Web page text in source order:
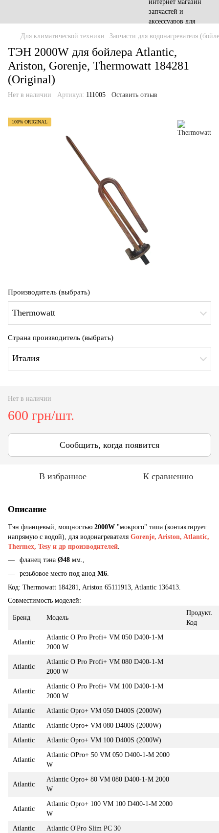
Для климатической техники Запчасти для водонагревателя
ТЭН 2000W для бойлера Atlantic,
Ariston, Gorenje, Thermowatt 184281
(Original)
Нет в наличии Артикул: 111005 Оставить отзыв
100% ORIGINAL
Производитель (выбрать)
Thermowatt
Страна производитель (выбрать)
Италия
Нет в наличии
600 грн/шт.
Сообщить, когда появится
В избранное К сравнению
Описание
Тэн фланцевый, мощностью 2000W "мокрого" типа (контактирует
напрямую с водой), для водонагревателя Gorenje, Ariston, Atlantic,
Thermex, Tesy и др производителей
фланец тэна Ø48 мм.,
резьбовое место под анод M6
Код: Thermowatt 184281, Ariston 65111913, Atlantic 136413.
Совместимость моделей:
Бренд Модель
Продукт.
Код
Atlantic
Atlantic O Pro Profi+ VM 050 D400-1-M
2000 W
Atlantic
Atlantic O Pro Profi+ VM 080 D400-1-M
2000 W
Atlantic
Atlantic O Pro Profi+ VM 100 D400-1-M
2000 W
Atlantic
Atlantic Opro+ VM 050 D400S (2000W)
Atlantic
Atlantic Opro+ VM 080 D400S (2000W)
Atlantic
Atlantic Opro+ VM 100 D400S (2000W)
Atlantic
Atlantic OPro+ 50 VM 050 D400-1-M 2000
W
Atlantic
Atlantic Opro+ 80 VM 080 D400-1-M 2000
W
Atlantic
Atlantic Opro+ 100 VM 100 D400-1-M 2000
W
Atlantic
Atlantic O'Pro Slim PC 30